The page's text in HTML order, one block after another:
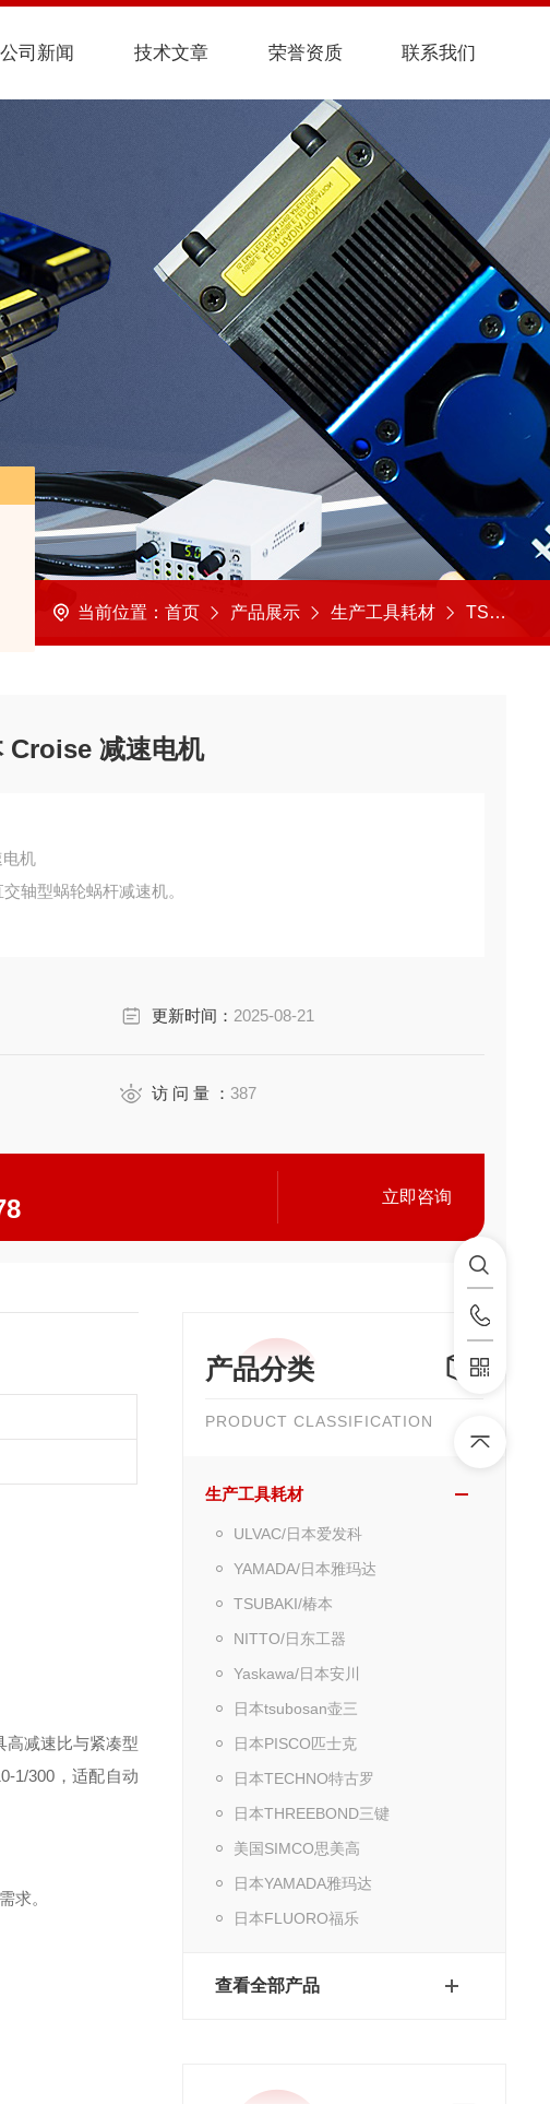
公司新闻 技术文章 荣誉资质 联系我们
当前位置： 首页 产品展示 生产工具耗材 TSUBAKI/椿本
Croise 减速电机
电机
轴型蜗轮蜗杆减速机。
装置布局空间。
小，停止位置精度优异。
更新时间： 2025-08-21
访 问 量 ：387
立即咨询
产品分类
PRODUCT CLASSIFICATION
生产工具耗材
ULVAC/日本爱发科
YAMADA/日本雅玛达
TSUBAKI/椿本
NITTO/日东工器
Yaskawa/日本安川
日本tsubosan壶三
日本PISCO匹士克
日本TECHNO特古罗
日本THREEBOND三键
美国SIMCO思美高
日本YAMADA雅玛达
日本FLUORO福乐
查看全部产品
高减速比与紧凑型
1/300，适配自动
求。